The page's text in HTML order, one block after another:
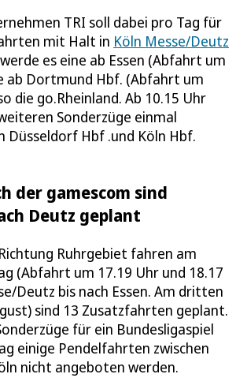
TRI soll dabei pro Tag für
mit Halt in Köln Messe/Deutz
es eine ab Essen (Abfahrt um
ab Dortmund Hbf. (Abfahrt um
die go.Rheinland. Ab 10.15 Uhr
Sonderzüge einmal
Düsseldorf Hbf .und Köln Hbf.
der gamescom sind
Deutz geplant
Ruhrgebiet fahren am
(Abfahrt um 17.19 Uhr und 18.17
Deutz bis nach Essen. Am dritten
sind 13 Zusatzfahrten geplant.
für ein Bundesligaspiel
einige Pendelfahrten zwischen
nicht angeboten werden.